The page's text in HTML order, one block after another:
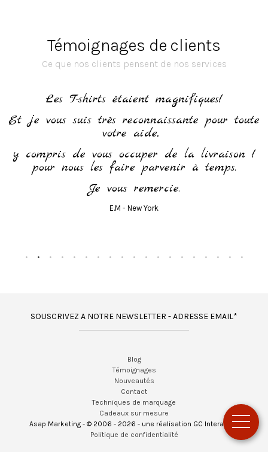
Témoignages de clients
Ce que nos clients pensent de nos services
Les T-shirts étaient magnifiques!
Et je vous suis très reconnaissante pour toute
votre aide,
y compris de vous occuper de la livraison !
pour nous les faire parvenir à temps.
Je vous remercie.
E.M - New York
SOUSCRIVEZ A NOTRE NEWSLETTER - ADRESSE EMAIL*
Blog
Témoignages
Nouveautés
Contact
Techniques de marquage
Cadeaux sur mesure
Asap Marketing - © 2006 - 2026 - une réalisation GC Interactif -
Politique de confidentialité